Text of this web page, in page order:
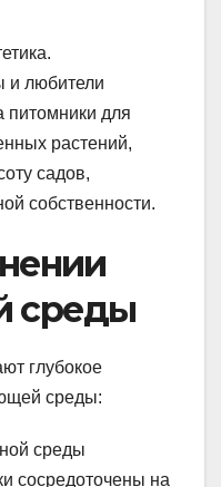
и любители
питомники для
растений,
садов,
собственности.
среды
глубокое
среды:
среды
сосредоточены на